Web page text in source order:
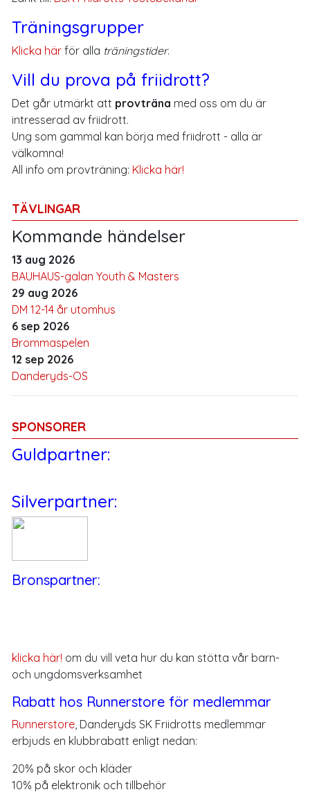
Träningsgrupper
Klicka här för alla träningstider.
Vill du prova på friidrott?
Det går utmärkt att provträna med oss om du är
intresserad av friidrott.
Ung som gammal kan börja med friidrott - alla är
välkomna!
All info om provträning: Klicka här!
TÄVLINGAR
Kommande händelser
13 aug 2026
BAUHAUS-galan Youth & Masters
29 aug 2026
DM 12-14 år utomhus
6 sep 2026
Brommaspelen
12 sep 2026
Danderyds-OS
SPONSORER
Guldpartner:
Silverpartner:
Bronspartner:
klicka här! om du vill veta hur du kan stötta vår barn-
och ungdomsverksamhet
Rabatt hos Runnerstore för medlemmar
Runnerstore , Danderyds SK Friidrotts medlemmar
erbjuds en klubbrabatt enligt nedan:
20% på skor och kläder
10% på elektronik och tillbehör